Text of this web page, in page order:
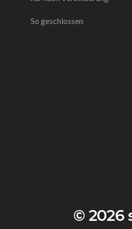
So geschlossen
© 2026